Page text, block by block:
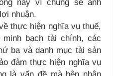
nhuận.
thực hiện nghĩa vụ thuế,
bạch tài chính, các
ba và danh mục tài sản
đảm thực hiện nghĩa vụ
là vấn đề mà bên nhận